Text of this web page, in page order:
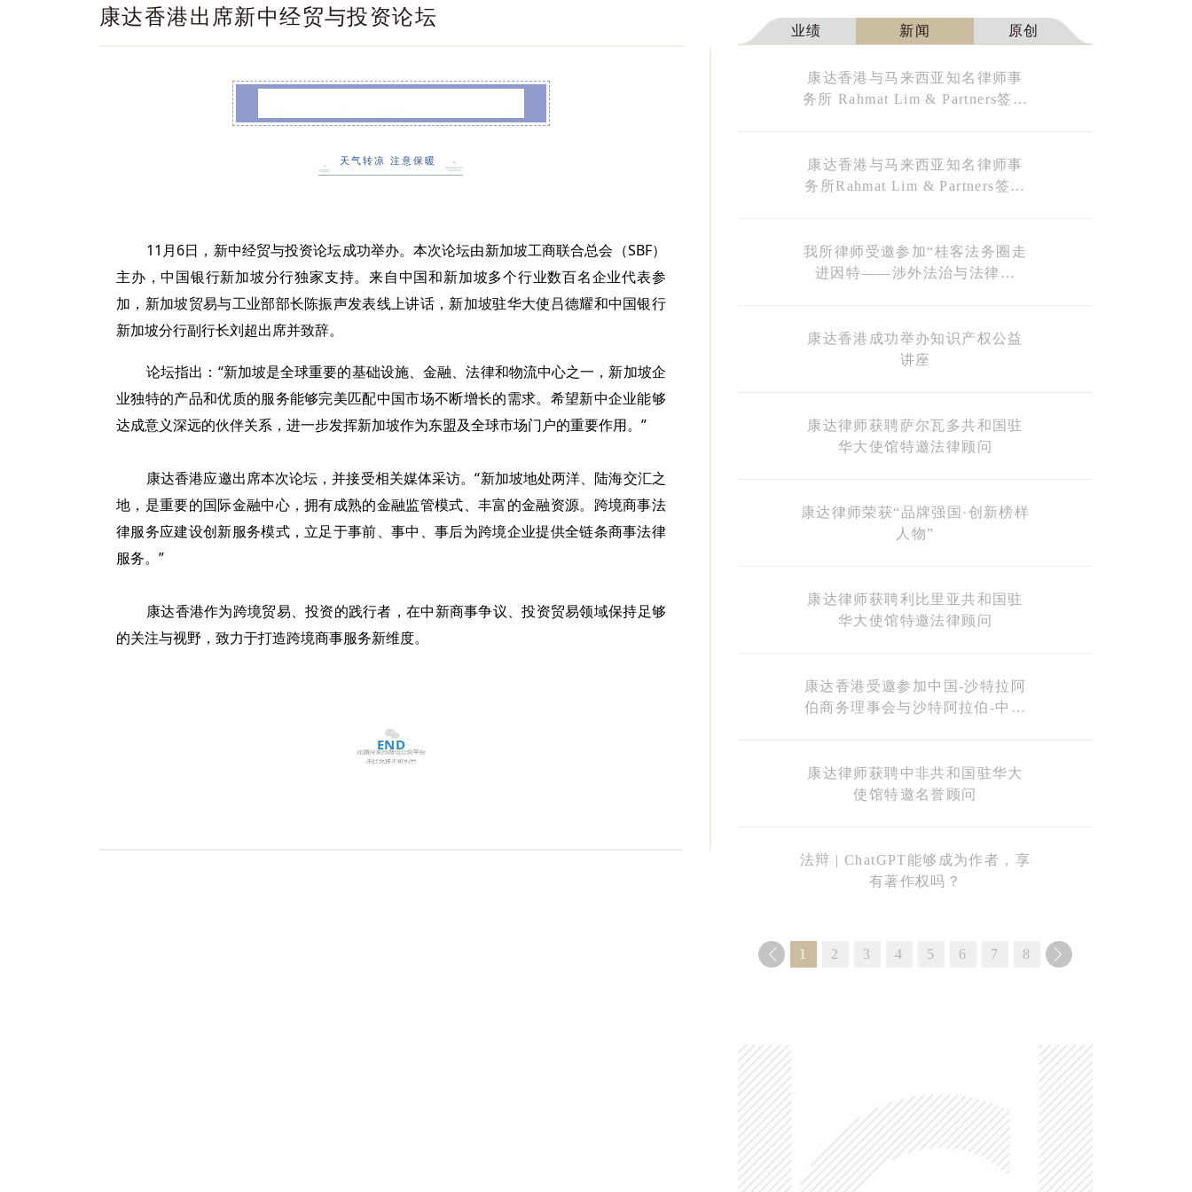
康达香港出席新中经贸与投资论坛
天气转凉 注意保暖
11月6日，新中经贸与投资论坛成功举办。本次论坛由新加坡工商联合总会（SBF）
主办，中国银行新加坡分行独家支持。来自中国和新加坡多个行业数百名企业代表参
加，新加坡贸易与工业部部长陈振声发表线上讲话，新加坡驻华大使吕德耀和中国银行
新加坡分行副行长刘超出席并致辞。
论坛指出：“新加坡是全球重要的基础设施、金融、法律和物流中心之一，新加坡企
业独特的产品和优质的服务能够完美匹配中国市场不断增长的需求。希望新中企业能够
达成意义深远的伙伴关系，进一步发挥新加坡作为东盟及全球市场门户的重要作用。”
康达香港应邀出席本次论坛，并接受相关媒体采访。“新加坡地处两洋、陆海交汇之
地，是重要的国际金融中心，拥有成熟的金融监管模式、丰富的金融资源。跨境商事法
律服务应建设创新服务模式，立足于事前、事中、事后为跨境企业提供全链条商事法律
服务。”
康达香港作为跨境贸易、投资的践行者，在中新商事争议、投资贸易领域保持足够
的关注与视野，致力于打造跨境商事服务新维度。
END
业绩 新闻 原创
康达香港与马来西亚知名律师事
务所 Rahmat Lim & Partners签署
康达香港与马来西亚知名律师事
务所Rahmat Lim & Partners签署
我所律师受邀参加“桂客法务圈走
进因特——涉外法治与法律服
康达香港成功举办知识产权公益
讲座
康达律师获聘萨尔瓦多共和国驻
华大使馆特邀法律顾问
康达律师荣获“品牌强国·创新榜样
人物”
康达律师获聘利比里亚共和国驻
华大使馆特邀法律顾问
康达香港受邀参加中国-沙特拉阿
伯商务理事会与沙特阿拉伯-中国
康达律师获聘中非共和国驻华大
使馆特邀名誉顾问
法辩 | ChatGPT能够成为作者，享
有著作权吗？
1 2 3 4 5 6 7 8